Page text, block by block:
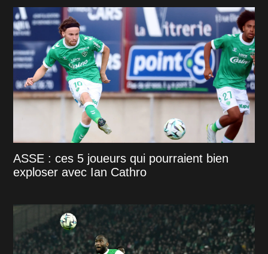
ASSE : ces 5 joueurs qui pourraient bien
exploser avec Ian Cathro